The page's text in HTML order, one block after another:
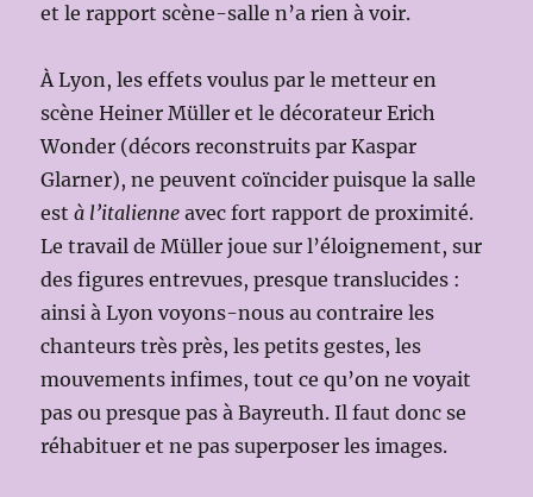
et le rapport scène-salle n’a rien à voir.
À Lyon, les effets voulus par le metteur en
scène Heiner Müller et le décorateur Erich
Wonder (décors reconstruits par Kaspar
Glarner), ne peuvent coïncider puisque la salle
està l’italienne avec fort rapport de proximité.
Le travail de Müller joue sur l’éloignement, sur
des figures entrevues, presque translucides :
ainsi à Lyon voyons-nous au contraire les
chanteurs très près, les petits gestes, les
mouvements infimes, tout ce qu’on ne voyait
pas ou presque pas à Bayreuth. Il faut donc se
réhabituer et ne pas superposer les images.